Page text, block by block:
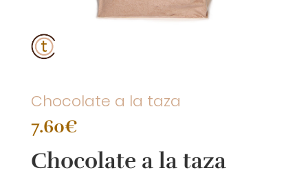
Chocolate a la taza
7.60€
Chocolate a la taza